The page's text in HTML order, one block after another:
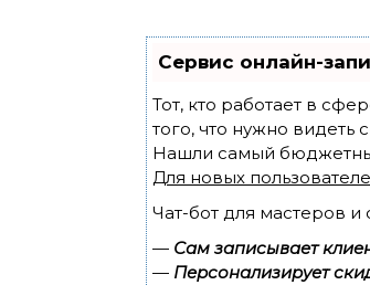
Сервис онлайн-
Тот, кто работает в
того, что нужно видеть
Нашли самый
Для новых
Чат-бот для мастеров
— Сам записывает
— Персонализирует